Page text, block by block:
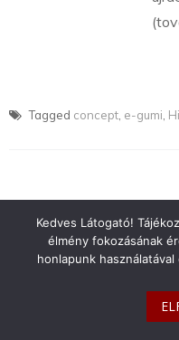
Tagged concept e-gumi
Copyright © 2026
Kedves Látogató!
élmény fokozásának
honlapunk